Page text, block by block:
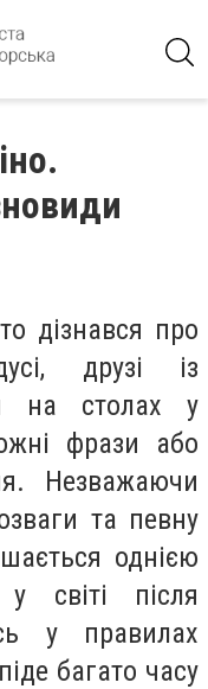
дізнався про
друзі із
на столах у
фрази або
Незважаючи
та певну
однією
світі після
у правилах
багато часу